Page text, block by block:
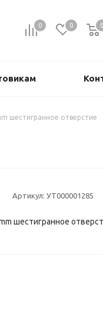
0 0
0
0
шестигранное отверстие
Артикул: УТ000001285
шестигранное